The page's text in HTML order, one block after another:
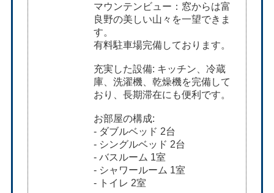
マウンテンビュー：窓からは富
良野の美しい山々を一望できま
す。
有料駐車場完備しております。
充実した設備: キッチン、冷蔵
庫、洗濯機、乾燥機を完備して
おり、長期滞在にも便利です。
お部屋の構成:
- ダブルベッド 2台
- シングルベッド 2台
- バスルーム 1室
- シャワールーム 1室
- トイレ 2室